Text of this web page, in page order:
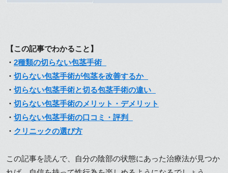
【この記事でわかること】
・ 2種類の切らない包茎手術
・ 切らない包茎手術が包茎を改善するか
・ 切らない包茎手術と切る包茎手術の違い
・ 切らない包茎手術のメリット・デメリット
・ 切らない包茎手術の口コミ・評判
・ クリニックの選び方
この記事を読んで、自分の陰部の状態にあった治療法が見つか